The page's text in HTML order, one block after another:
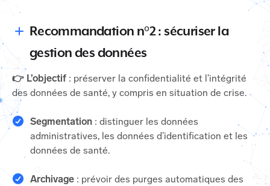
Recommandation n°2 : sécuriser la
gestion des données
👉 L’objectif : préserver la confidentialité et l’intégrité
des données de santé, y compris en situation de crise.
Segmentation : distinguer les données
administratives, les données d’identification et les
données de santé.
Archivage : prévoir des purges automatiques des